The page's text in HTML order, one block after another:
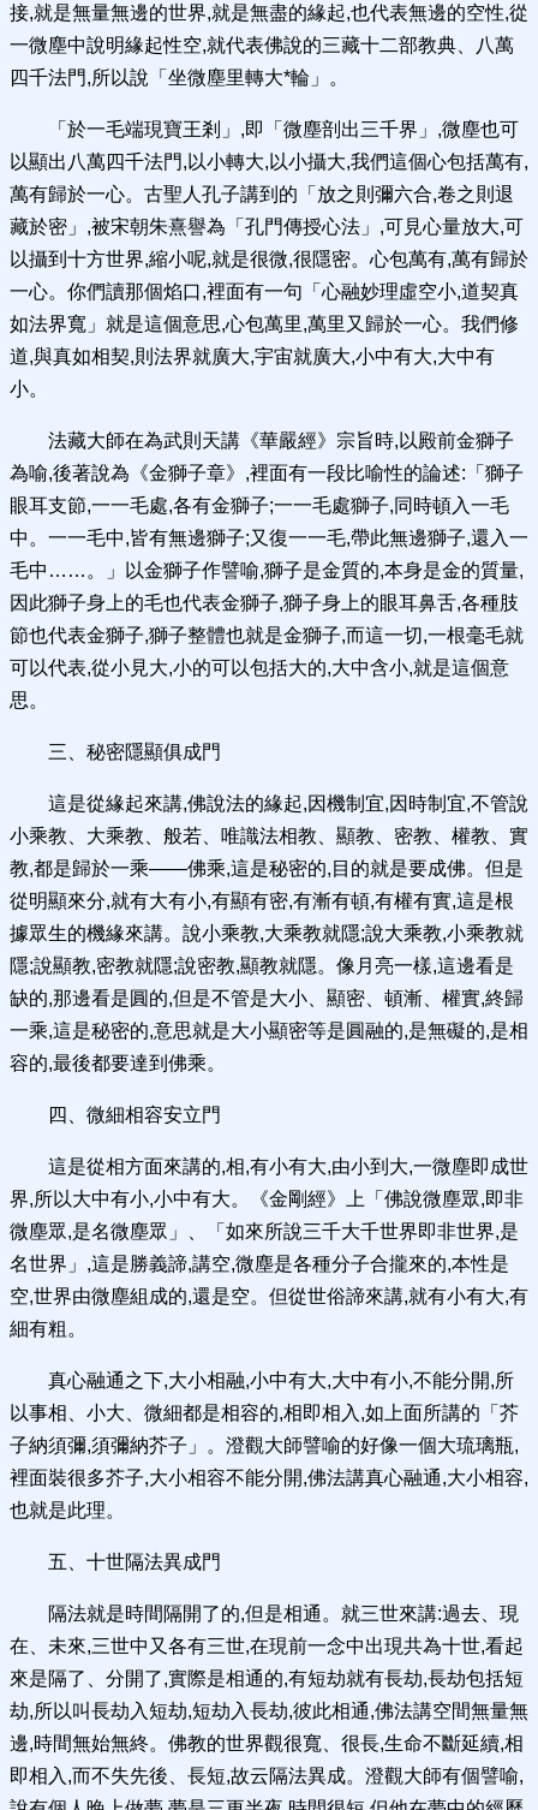
接,就是無量無邊的世界,就是無盡的緣起,也代表無邊的空性,從
一微塵中說明緣起性空,就代表佛說的三藏十二部教典、八萬
四千法門,所以說「坐微塵里轉大*輪」。
「於一毛端現寶王剎」,即「微塵剖出三千界」,微塵也可
以顯出八萬四千法門,以小轉大,以小攝大,我們這個心包括萬有,
萬有歸於一心。古聖人孔子講到的「放之則彌六合,卷之則退
藏於密」,被宋朝朱熹譽為「孔門傳授心法」,可見心量放大,可
以攝到十方世界,縮小呢,就是很微,很隱密。心包萬有,萬有歸於
一心。你們讀那個焰口,裡面有一句「心融妙理虛空小,道契真
如法界寬」就是這個意思,心包萬里,萬里又歸於一心。我們修
道,與真如相契,則法界就廣大,宇宙就廣大,小中有大,大中有
小。
法藏大師在為武則天講《華嚴經》宗旨時,以殿前金獅子
為喻,後著說為《金獅子章》,裡面有一段比喻性的論述:「獅子
眼耳支節,一一毛處,各有金獅子;一一毛處獅子,同時頓入一毛
中。一一毛中,皆有無邊獅子;又復一一毛,帶此無邊獅子,還入一
毛中……。」以金獅子作譬喻,獅子是金質的,本身是金的質量,
因此獅子身上的毛也代表金獅子,獅子身上的眼耳鼻舌,各種肢
節也代表金獅子,獅子整體也就是金獅子,而這一切,一根毫毛就
可以代表,從小見大,小的可以包括大的,大中含小,就是這個意
思。
三、秘密隱顯俱成門
這是從緣起來講,佛說法的緣起,因機制宜,因時制宜,不管說
小乘教、大乘教、般若、唯識法相教、顯教、密教、權教、實
教,都是歸於一乘——佛乘,這是秘密的,目的就是要成佛。但是
從明顯來分,就有大有小,有顯有密,有漸有頓,有權有實,這是根
據眾生的機緣來講。說小乘教,大乘教就隱;說大乘教,小乘教就
隱;說顯教,密教就隱;說密教,顯教就隱。像月亮一樣,這邊看是
缺的,那邊看是圓的,但是不管是大小、顯密、頓漸、權實,終歸
一乘,這是秘密的,意思就是大小顯密等是圓融的,是無礙的,是相
容的,最後都要達到佛乘。
四、微細相容安立門
這是從相方面來講的,相,有小有大,由小到大,一微塵即成世
界,所以大中有小,小中有大。《金剛經》上「佛說微塵眾,即非
微塵眾,是名微塵眾」、「如來所說三千大千世界即非世界,是
名世界」,這是勝義諦,講空,微塵是各種分子合攏來的,本性是
空,世界由微塵組成的,還是空。但從世俗諦來講,就有小有大,有
細有粗。
真心融通之下,大小相融,小中有大,大中有小,不能分開,所
以事相、小大、微細都是相容的,相即相入,如上面所講的「芥
子納須彌,須彌納芥子」。澄觀大師譬喻的好像一個大琉璃瓶,
裡面裝很多芥子,大小相容不能分開,佛法講真心融通,大小相容,
也就是此理。
五、十世隔法異成門
隔法就是時間隔開了的,但是相通。就三世來講:過去、現
在、未來,三世中又各有三世,在現前一念中出現共為十世,看起
來是隔了、分開了,實際是相通的,有短劫就有長劫,長劫包括短
劫,所以叫長劫入短劫,短劫入長劫,彼此相通,佛法講空間無量無
邊,時間無始無終。佛教的世界觀很寬、很長,生命不斷延續,相
即相入,而不失先後、長短,故云隔法異成。澄觀大師有個譬喻,